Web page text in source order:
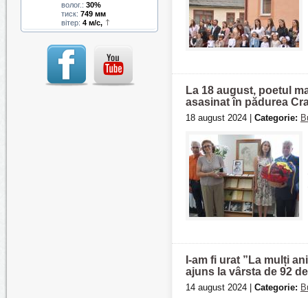
волог.: 30%
тиск: 749 мм
вітер: 4 м/с,
La 18 august, poetul
asasinat în pădurea
18 august 2024 | Categorie:
I-am fi urat ”La mulți
ajuns la vârsta de 92
14 august 2024 | Categorie: